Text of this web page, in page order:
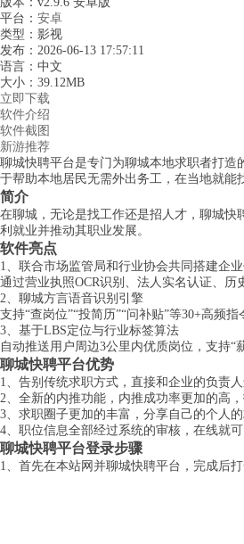
平台： 安卓
类型：影视
发布：2026-06-13 17:57:11
语言：中文
大小：39.12MB
立即下载
软件介绍
软件截图
新游推荐
聊城快聘平台是专门为聊城本地求职者打
于帮助本地居民无需外出务工，在当地就能
简介
在聊城，无论是找工作还是招人才，聊城
利就业并推动其职业发展。
软件亮点
1、联合市场监管局和行业协会共同搭建企
通过营业执照OCR识别、法人实名认证、历
2、聊城方言语音识别引擎
支持“查岗位”“投简历”“问补贴”等30+高频
3、基于LBS定位与行业标签算法
自动推送用户周边3公里内优质岗位，支持“
聊城快聘平台优势
1、告别传统求职方式，直接和企业的负责
2、全新的内推功能，内推成功率更加的高
3、求职圈子更加的丰富，分享自己的个人
4、职位信息全部经过系统的审核，在线就
聊城快聘平台登录步骤
1、首先在本站网并聊城快聘平台，完成后打